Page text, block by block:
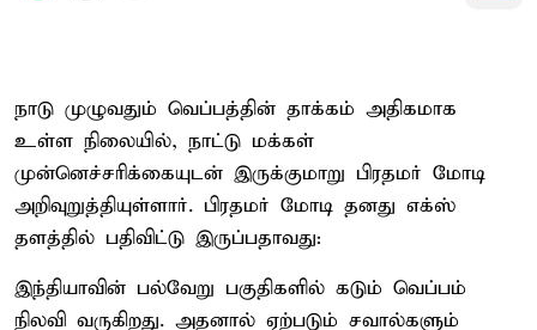
நாடு முழுவதும் வெப்பத்தின் தாக்கம் அதிகமாக
உள்ள நிலையில், நாட்டு மக்கள்
முன்னெச்சரிக்கையுடன் இருக்குமாறு பிரதமர் மோடி
அறிவுறுத்தியுள்ளார். பிரதமர் மோடி தனது எக்ஸ்
தளத்தில் பதிவிட்டு இருப்பதாவது:
இந்தியாவின் பல்வேறு பகுதிகளில் கடும் வெப்பம்
நிலவி வருகிறது. அதனால் ஏற்படும் சவால்களும்